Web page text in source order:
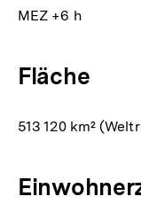
MEZ +6 h
Fläche
513 120 km²